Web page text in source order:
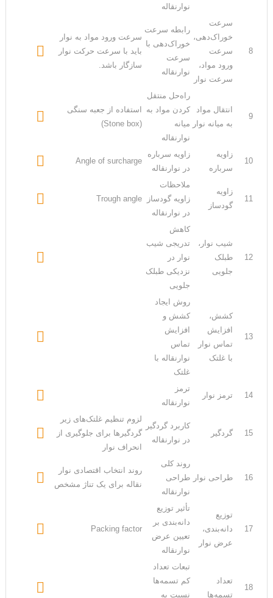
نوارنقاله
8
سرعت
خوراک‌دهی،
سرعت
ورود مواد،
سرعت نوار
رابطه سرعت
خوراک‌دهی با
سرعت
نوارنقاله
سرعت ورود مواد به نوار
باید با سرعت حرکت نوار
سازگار باشد.

9
انتقال مواد
به میانه نوار
راه‌حل منتقل
کردن مواد به
میانه
نوارنقاله
استفاده از جعبه سنگی
(Stone box)

10
زاویه
سرباره
زاویه سرباره
در نوارنقاله
Angle of surcharge

11
زاویه
گودساز
ملاحظات
زاویه گودساز
در نوارنقاله
Trough angle

12
شیب نوار،
طبلک
جلویی
کاهش
تدریجی شیب
نوار در
نزدیکی طبلک
جلویی

13
کشش،
افزایش
تماس نوار
با غلتک
روش ایجاد
کشش و
افزایش
تماس
نوارنقاله با
غلتک

14 ترمز نوار
ترمز
نوارنقاله

15 گردگیر
کاربرد گردگیر
در نوارنقاله
لزوم تنظیم غلتک‌های زیر
گردگیرها برای جلوگیری از
انحراف نوار

16 طراحی نوار
روند کلی
طراحی
نوارنقاله
روند انتخاب اقتصادی نوار
نقاله برای یک تناژ مشخص

17
توزیع
دانه‌بندی،
عرض نوار
تأثیر توزیع
دانه‌بندی بر
تعیین عرض
نوارنقاله
Packing factor

18
تعداد
تسمه‌ها
تبعات تعداد
کم تسمه‌ها
نسبت به
